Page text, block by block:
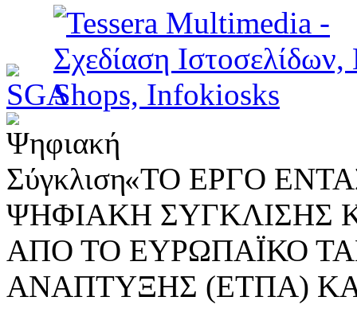
«ΤΟ ΕΡΓΟ
ΨΗΦΙΑΚΗ ΣΥΓΚΛΙΣΗΣ
ΑΠΟ ΤΟ ΕΥΡΩΠΑΪΚΟ
ΑΝΑΠΤΥΞΗΣ (ΕΤΠΑ)